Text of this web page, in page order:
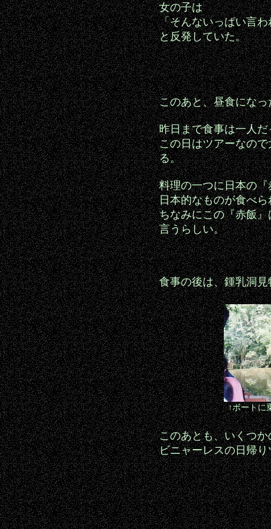
女の子は
「そんないっぱい言
と反発していた。
このあと、昼食になっ
昨日まで食事は一人だ
この日はツアーなの
る。
料理の一つに日本の
日本的なものが食べ
ちなみにこの『赤飯
言うらしい。
食事の後は、鍾乳洞見
↑ボートに
このあとも、いくつ
ビニャーレスの日帰